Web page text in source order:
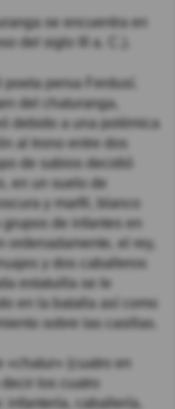
se encuentra en
del siglo III a. C.).
persa Ferdusí.
del chaturanga,
debido a una polémica
al trono entre dos
de sabios decidió
en un suelo de
y marfil, blanco
de infantes en
ordenadamente, el rey,
y dos caballeros
estatuilla se le
en la batalla así como
sobre las casillas.
«chatur» (cuatro en
los cuatro
infantería, caballería,